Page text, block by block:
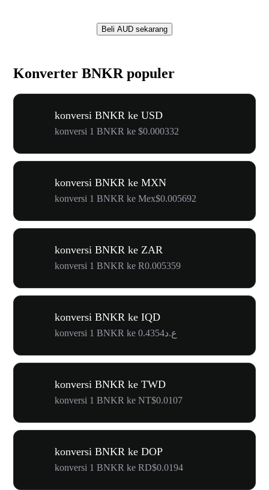
Beli AUD sekarang
Konverter BNKR populer
konversi BNKR ke USD
konversi 1 BNKR ke $0.000332
konversi BNKR ke MXN
konversi 1 BNKR ke Mex$0.005692
konversi BNKR ke ZAR
konversi 1 BNKR ke R0.005359
konversi BNKR ke IQD
konversi 1 BNKR ke ع.د0.4354
konversi BNKR ke TWD
konversi 1 BNKR ke NT$0.0107
konversi BNKR ke DOP
konversi 1 BNKR ke RD$0.0194